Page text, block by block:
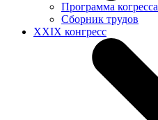
Программа когресса
Сборник трудов
XXIX конгресс